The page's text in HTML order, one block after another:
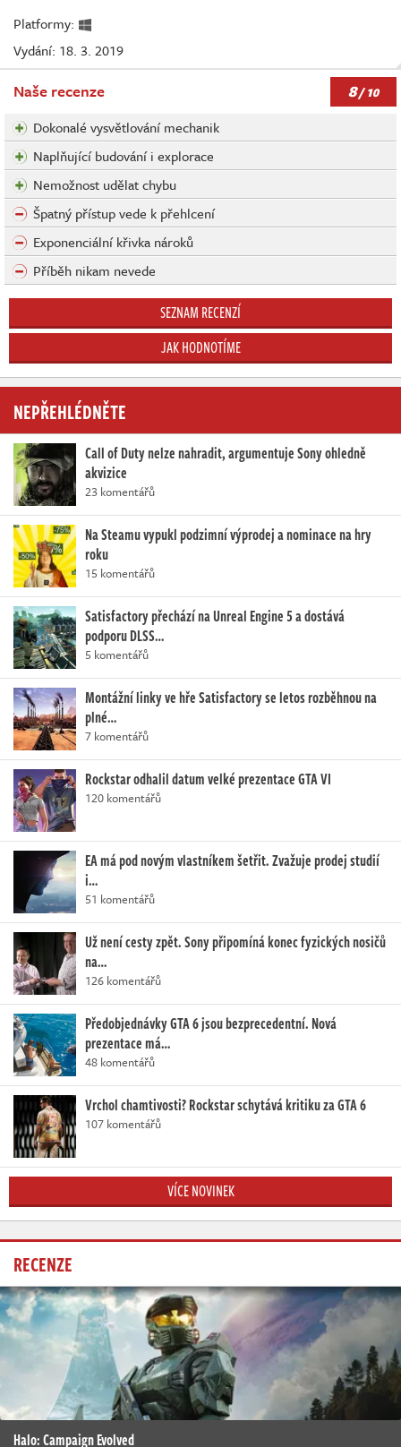
Platformy:
Vydání: 18. 3. 2019
Naše recenze 8/ 10
Dokonalé vysvětlování mechanik
Naplňující budování i explorace
Nemožnost udělat chybu
Špatný přístup vede k přehlcení
Exponenciální křivka nároků
Příběh nikam nevede
SEZNAM RECENZÍ
JAK HODNOTÍME
NEPŘEHLÉDNĚTE
Call of Duty nelze nahradit, argumentuje Sony ohledně
akvizice
23 komentářů
Na Steamu vypukl podzimní výprodej a nominace na hry
roku
15 komentářů
Satisfactory přechází na Unreal Engine 5 a dostává
podporu DLSS…
5 komentářů
Montážní linky ve hře Satisfactory se letos rozběhnou na
plné…
7 komentářů
Rockstar odhalil datum velké prezentace GTA VI
120 komentářů
EA má pod novým vlastníkem šetřit. Zvažuje prodej studií
i…
51 komentářů
Už není cesty zpět. Sony připomíná konec fyzických nosičů
na…
126 komentářů
Předobjednávky GTA 6 jsou bezprecedentní. Nová
prezentace má…
48 komentářů
Vrchol chamtivosti? Rockstar schytává kritiku za GTA 6
107 komentářů
VÍCE NOVINEK
RECENZE
Halo: Campaign Evolved